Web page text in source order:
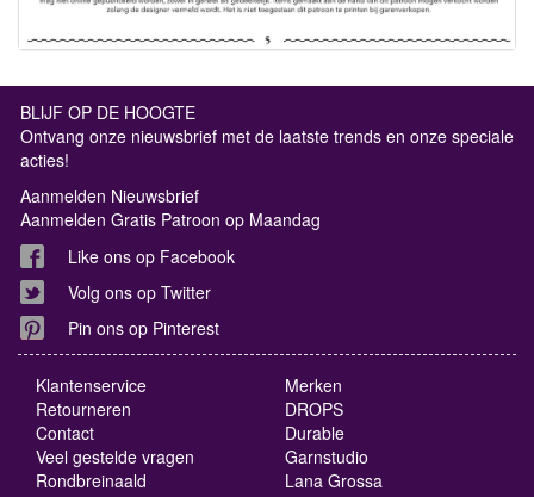
BLIJF OP DE HOOGTE
Ontvang onze nieuwsbrief met de laatste trends en onze speciale
acties!
Aanmelden Nieuwsbrief
Aanmelden Gratis Patroon op Maandag
Like ons op Facebook
Volg ons op Twitter
Pin ons op Pinterest
Klantenservice
Retourneren
Contact
Veel gestelde vragen
Rondbreinaald
Merken
DROPS
Durable
Garnstudio
Lana Grossa